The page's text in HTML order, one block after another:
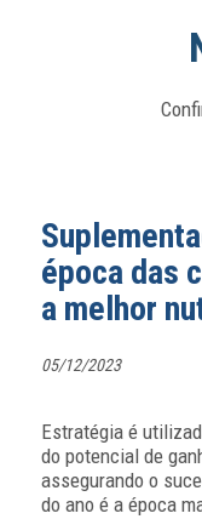
época das
a melhor
05/12/2023
Estratégia é
do potencial de
assegurando o
do ano é a época